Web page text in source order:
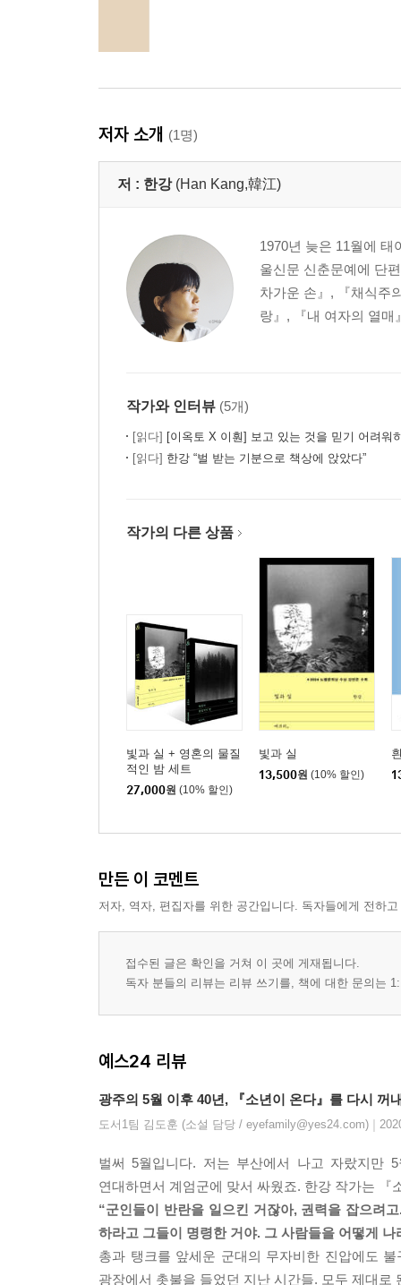
저자 소개 (1명)
저 : 한강 (Han Kang,韓江)
1970년 늦은 11월에
울신문 신춘문예에 단
차가운 손』, 『채식주
랑』, 『내 여자의 열매
작가와 인터뷰 (5개)
[읽다] [이옥토 X 이훤] 보고 있는 것을 믿기 어려워
[읽다] 한강 “벌 받는 기분으로 책상에 앉았다”
작가의 다른 상품
빛과 실 + 영혼의 물질
적인 밤 세트
27,000원 (10% 할인)
빛과 실
13,500원 (10% 할인)
만든 이 코멘트
저자, 역자, 편집자를 위한 공간입니다. 독자들에게 전하
접수된 글은 확인을 거쳐 이 곳에 게재됩니다.
독자 분들의 리뷰는 리뷰 쓰기를, 책에 대한 문의는
예스24 리뷰
광주의 5월 이후 40년, 『소년이 온다』를 다시 꺼
도서1팀 김도훈 (소설 담당 / eyefamily@yes24.com) |
벌써 5월입니다. 저는 부산에서 나고 자랐지만
연대하면서 계엄군에 맞서 싸웠죠. 한강 작가는 『
“군인들이 반란을 일으킨 거잖아, 권력을 잡으려
하라고 그들이 명령한 거야. 그 사람들을 어떻게 나
총과 탱크를 앞세운 군대의 무자비한 진압에도
광장에서 촛불을 들었던 지난 시간들. 모두 제대